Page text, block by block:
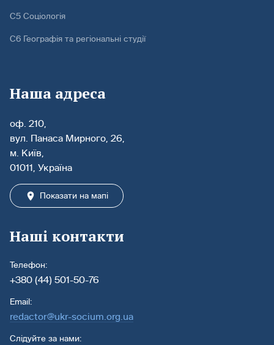
С5 Соціологія
С6 Географія та регіональні студії
Наша адреса
оф. 210,
вул. Панаса Мирного, 26,
м. Київ,
01011, Україна
Показати на мапі
Наші контакти
Телефон:
+380 (44) 501-50-76
Email:
redactor@ukr-socium.org.ua
Слідуйте за нами: